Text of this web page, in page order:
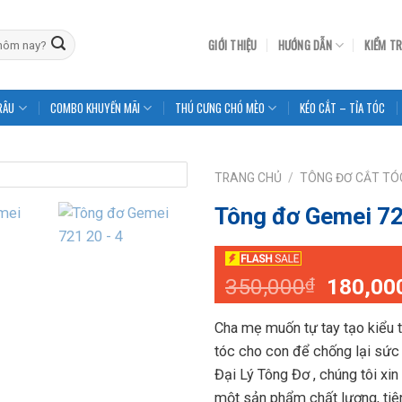
GIỚI THIỆU HƯỚNG DẪN KIỂM
COMBO KHUYẾN MÃI THÚ CƯNG CHÓ MÈO KÉO CẮT – TỈA TÓC
TRANG CHỦ / TÔNG ĐƠ CẮT
Tông đơ Gemei
350,000₫
Giá
gốc
là:
Cha mẹ muốn tự tay tạo kiểu
tóc cho con để chống lại sức
Đại Lý Tông Đơ , chúng tôi
một sản phẩm chất lượng,